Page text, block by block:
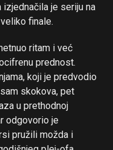
izjednačila je seriju na
finale.
ritam i već
prednost.
koji je predvodio
skokova, pet
u prethodnoj
odgovorio je
pružili možda i